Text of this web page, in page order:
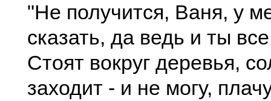
"Не получится, Ваня, у
сказать, да ведь и ты
Стоят вокруг деревья,
заходит - и не могу,